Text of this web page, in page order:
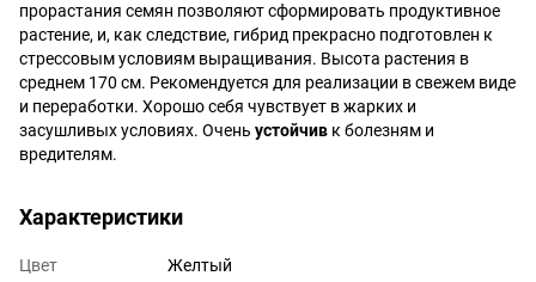
прорастания семян позволяют сформировать продуктивное
растение, и, как следствие, гибрид прекрасно подготовлен к
стрессовым условиям выращивания. Высота растения в
среднем 170 см. Рекомендуется для реализации в свежем виде
и переработки. Хорошо себя чувствует в жарких и
засушливых условиях. Очень устойчив к болезням и
вредителям.
Характеристики
Цвет
Желтый